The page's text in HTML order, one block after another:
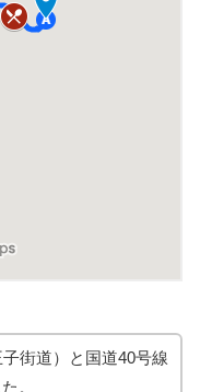
街道）と国道40号線
。